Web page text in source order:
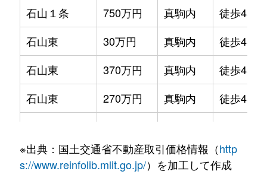
石山１条
750万円 真駒内
徒歩45分
石山東
30万円 真駒内
徒歩45分
石山東
370万円 真駒内
徒歩45分
石山東
270万円 真駒内
徒歩45分
石山東
50万円 真駒内
徒歩45分
※出典：国土交通省不動産取引価格情報（http
s://www.reinfolib.mlit.go.jp/）を加工して作成